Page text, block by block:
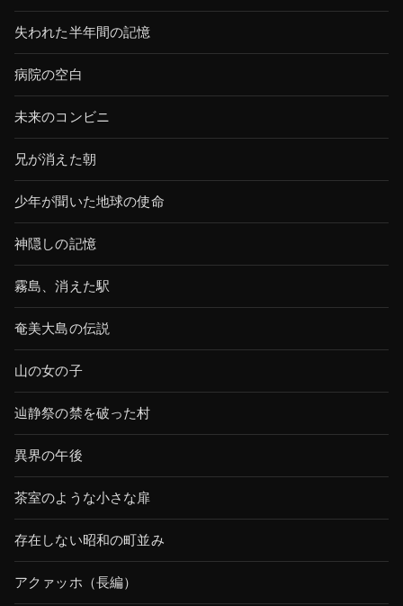
失われた半年間の記憶
病院の空白
未来のコンビニ
兄が消えた朝
少年が聞いた地球の使命
神隠しの記憶
霧島、消えた駅
奄美大島の伝説
山の女の子
辿静祭の禁を破った村
異界の午後
茶室のような小さな扉
存在しない昭和の町並み
アクァッホ（長編）